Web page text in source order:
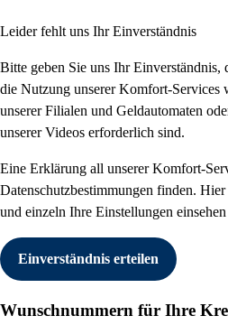
Leider fehlt uns Ihr Einverständnis
Bitte geben Sie uns Ihr Einverständnis,
die Nutzung unserer Komfort-Services
unserer Filialen und Geldautomaten
unserer Videos erforderlich sind.
Eine Erklärung all unserer Komfort-
Datenschutzbestimmungen finden.
und einzeln Ihre Einstellungen
Einverständnis erteilen
Wunschnummern für Ihre